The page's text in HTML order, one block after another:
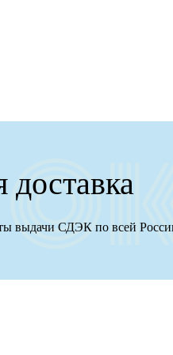
доставка
выдачи СДЭК по всей